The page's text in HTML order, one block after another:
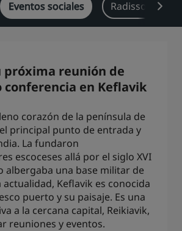
Park Inn by Radisson
Country Inn & Suites
China
Jin Jiang
Golden Tulip
Eventos sociales Radisson
próxima reunión de
conferencia en Keflavik
corazón de la península de
principal punto de entrada y
La fundaron
escoceses allá por el siglo XVI
albergaba una base militar de
actualidad, Keflavik es conocida
puerto y su paisaje. Es una
a la cercana capital, Reikiavik,
reuniones y eventos.